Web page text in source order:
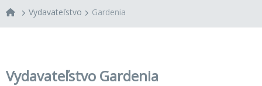
Vydavateľstvo Gardenia
Vydavateľstvo Gardenia